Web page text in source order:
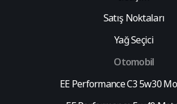
Satış Noktaları
Yağ Seçici
Otomobil
EE Performance C3 5w30